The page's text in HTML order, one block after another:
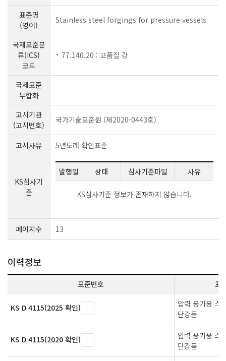
표준명
(영어)
Stainless steel forgings for pressure vessels
국제표준분
류(ICS)
코드
77.140.20 : 고품질 강
국제표준
부합화
고시기관
(고시번호)
국가기술표준원 (제2020-0443호)
고시사유 5년도래 확인표준
KS심사기
준
발행일 상태 심사기준파일 사유
KS심사기준 정보가 존재하지 않습니다.
페이지수 13
이력정보
표준번호 표
KS D 4115(2025 확인)
압력 용기용 스
단강품
KS D 4115(2020 확인)
압력 용기용 스
단강품